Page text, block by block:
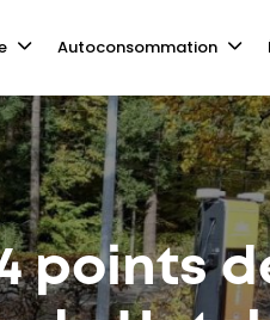
Autoconsommation
points